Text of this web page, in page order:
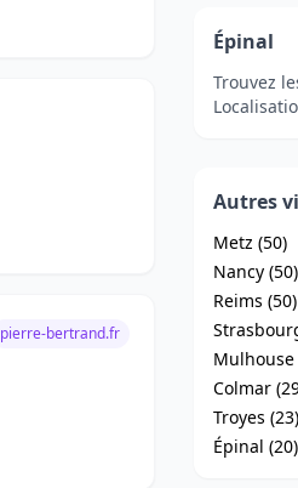
pierre-bertrand.fr
Épinal
Trouvez
Autres
Metz (50)
Nancy (50)
Reims (50)
Mulhouse
Colmar
Troyes (23)
Épinal (20)